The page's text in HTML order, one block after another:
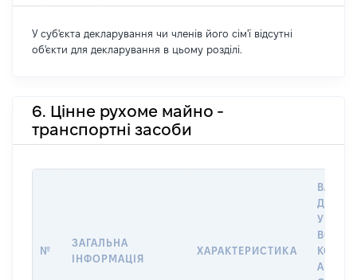
У суб'єкта декларування чи членів його сім'ї відсутні
об'єкти для декларування в цьому розділі.
6. Цінне рухоме майно -
транспортні засоби
№
ЗАГАЛЬНА
ІНФОРМАЦІЯ
ХАРАКТЕРИСТИКА
ДАТУ
У
АБО